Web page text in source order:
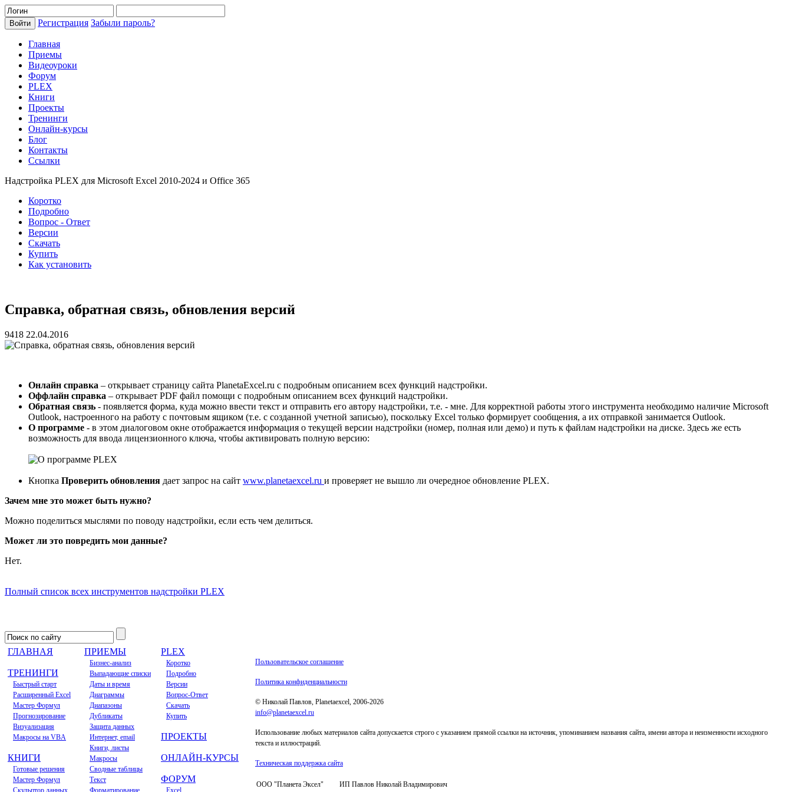
Регистрация Забыли пароль?
Главная
Приемы
Видеоуроки
Форум
PLEX
Книги
Проекты
Тренинги
Онлайн-курсы
Блог
Контакты
Ссылки
Надстройка PLEX для Microsoft Excel 2010-2024 и Office 365
Коротко
Подробно
Вопрос - Ответ
Версии
Скачать
Купить
Как установить
Справка, обратная связь, обновления версий
9418 22.04.2016
Онлайн справка – открывает страницу сайта PlanetaExcel.ru с подробным описанием всех функций надстройки.
Оффлайн справка – открывает PDF файл помощи с подробным описанием всех функций надстройки.
Обратная связь - появляется форма, куда можно ввести текст и отправить его автору надстройки, т.е. - мне. Для корректной работы этого инструмента необходимо наличие Microsoft
Outlook, настроенного на работу с почтовым ящиком (т.е. с созданной учетной записью), поскольку Excel только формирует сообщения, а их отправкой занимается Outlook.
О программе - в этом диалоговом окне отображается информация о текущей версии надстройки (номер, полная или демо) и путь к файлам надстройки на диске. Здесь же есть
возможность для ввода лицензионного ключа, чтобы активировать полную версию:
Кнопка Проверить обновления дает запрос на сайт www.planetaexcel.ru и проверяет не вышло ли очередное обновление PLEX.
Зачем мне это может быть нужно?
Можно поделиться мыслями по поводу надстройки, если есть чем делиться.
Может ли это повредить мои данные?
Нет.
Полный список всех инструментов надстройки PLEX
ГЛАВНАЯ
ТРЕНИНГИ
Быстрый старт
Расширенный Excel
Мастер Формул
Прогнозирование
Визуализация
Макросы на VBA
КНИГИ
Готовые решения
Мастер Формул
Скульптор данных
ПРИЕМЫ
Бизнес-анализ
Выпадающие списки
Даты и время
Диаграммы
Диапазоны
Дубликаты
Защита данных
Интернет, email
Книги, листы
Макросы
Сводные таблицы
Текст
Форматирование
PLEX
Коротко
Подробно
Версии
Вопрос-Ответ
Скачать
Купить
ПРОЕКТЫ
ОНЛАЙН-КУРСЫ
ФОРУМ
Excel
Пользовательское соглашение
Политика конфиденциальности
© Николай Павлов, Planetaexcel, 2006-2026
info@planetaexcel.ru
Использование любых материалов сайта допускается строго с указанием прямой ссылки на источник, упоминанием названия сайта, имени автора и неизменности исходного
текста и иллюстраций.
Техническая поддержка сайта
ООО "Планета Эксел"
ИП Павлов Николай Владимирович